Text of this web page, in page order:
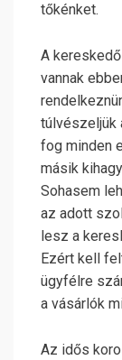
tőkénket.
A
vannak
túlvészeljük
fog minden
másik
Sohasem
az adott
lesz a
Ezért kell
ügyfélre
a vásárlók
Az idős